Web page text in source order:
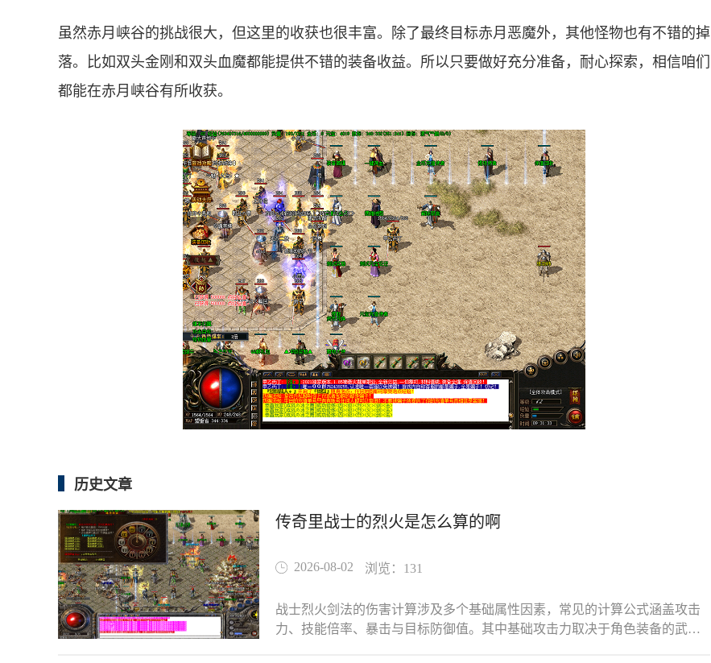
虽然赤月峡谷的挑战很大，但这里的收获也很丰富。除了最终目标赤月恶魔外，其他怪物也有不错的掉
落。比如双头金刚和双头血魔都能提供不错的装备收益。所以只要做好充分准备，耐心探索，相信咱们
都能在赤月峡谷有所收获。
历史文章
传奇里战士的烈火是怎么算的啊
2026-08-02 浏览：131
战士烈火剑法的伤害计算涉及多个基础属性因素，常见的计算公式涵盖攻击
力、技能倍率、暴击与目标防御值。其中基础攻击力取决于角色装备的武器